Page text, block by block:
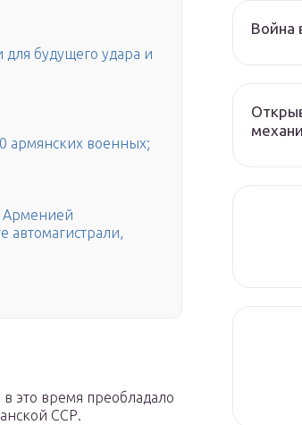
будущего удара и
армянских военных;
Арменией
автомагистрали,
это время преобладало
ССР.
Война